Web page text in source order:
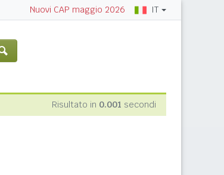
Nuovi CAP maggio 2026 IT
Risultato in 0.001 secondi